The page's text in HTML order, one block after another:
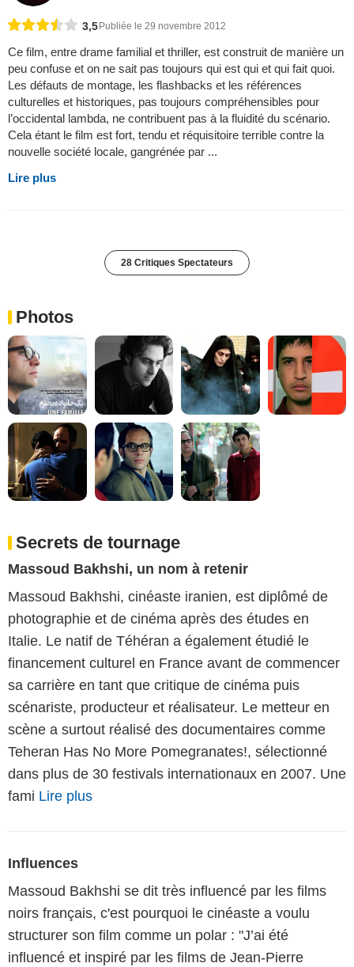
3,5 Publiée le 29 novembre 2012
Ce film, entre drame familial et thriller, est construit de manière un
peu confuse et on ne sait pas toujours qui est qui et qui fait quoi.
Les défauts de montage, les flashbacks et les références
culturelles et historiques, pas toujours compréhensibles pour
l’occidental lambda, ne contribuent pas à la fluidité du scénario.
Cela étant le film est fort, tendu et réquisitoire terrible contre la
nouvelle société locale, gangrénée par ...
Lire plus
28 Critiques Spectateurs
Photos
Secrets de tournage
Massoud Bakhshi, un nom à retenir
Massoud Bakhshi, cinéaste iranien, est diplômé de
photographie et de cinéma après des études en
Italie. Le natif de Téhéran a également étudié le
financement culturel en France avant de commencer
sa carrière en tant que critique de cinéma puis
scénariste, producteur et réalisateur. Le metteur en
scène a surtout réalisé des documentaires comme
Teheran Has No More Pomegranates!, sélectionné
dans plus de 30 festivals internationaux en 2007. Une
fami Lire plus
Influences
Massoud Bakhshi se dit très influencé par les films
noirs français, c'est pourquoi le cinéaste a voulu
structurer son film comme un polar : "J’ai été
influencé et inspiré par les films de Jean-Pierre